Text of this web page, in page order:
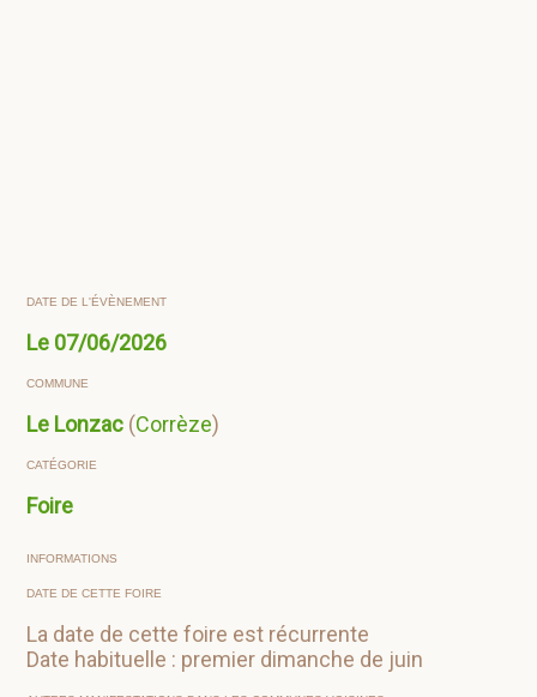
DATE DE L'ÉVÈNEMENT
Le 07/06/2026
COMMUNE
Le Lonzac (Corrèze)
CATÉGORIE
Foire
INFORMATIONS
DATE DE CETTE FOIRE
La date de cette foire est récurrente
Date habituelle : premier dimanche de juin